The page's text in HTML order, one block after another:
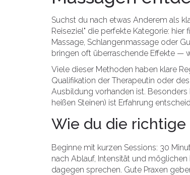
Suchst du nach etwas Anderem als
Reiseziel" die perfekte Kategorie:
Massage, Schlangenmassage oder
bringen oft überraschende Effekte —
Viele dieser Methoden haben klare
Qualifikation der Therapeutin oder
Ausbildung vorhanden ist.
heißen Steinen) ist Erfahrung
Wie du die
Beginne mit kurzen Sessions: 30
nach Ablauf, Intensität und
dagegen sprechen. Gute Praxen